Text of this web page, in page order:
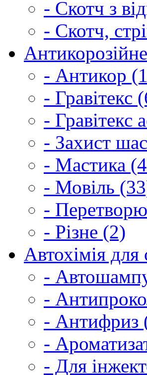
- Скотч з
- Скотч,
- Антикор
- Гравітекс
- Гравітекс
- Захист
- Мастика
- Мовіль
-
- Різне (2)
Автохімія
-
-
- Антифриз
-
- Для